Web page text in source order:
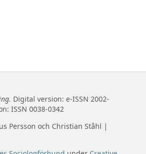
Digital version: e-ISSN 2002-
ISSN 0038-0342
Persson och Christian Ståhl |